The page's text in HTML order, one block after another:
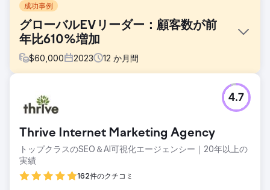
成功事例
グローバルEVリーダー：顧客数が前
年比610%増加
$60,000 2023 12 か月間
Hubject のマーケティング レポートは一貫性がなく、詳細が
不足していました。Clear Click は、定期的で詳細な更新のた
ドキュメントがほとんどなかったため予算計画が不明確でし
たが、透明性の高いメディア支出システムによって配分が改
善されました。機械翻訳と市場内のパートナーを活用するこ
とで、Google 広告の高額な翻訳コストが削減され、効果を
維持しながら予算を節約できました。
Thrive Internet Marketing Agency
トップクラスのSEO＆AI可視化エージェンシー｜20年以上の
実績
162件のクチコミ
4.7